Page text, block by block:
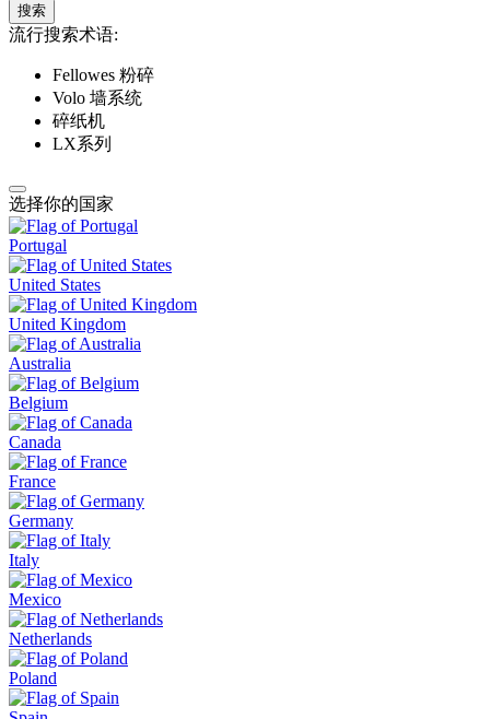
搜索
流行搜索术语:
Fellowes 粉碎
Volo 墙系统
碎纸机
LX系列
选择你的国家
Portugal
United States
United Kingdom
Australia
Belgium
Canada
France
Germany
Italy
Mexico
Netherlands
Poland